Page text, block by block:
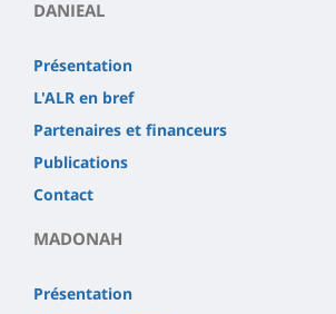
DANIEAL
Présentation
L'ALR en bref
Partenaires et financeurs
Publications
Contact
MADONAH
Présentation